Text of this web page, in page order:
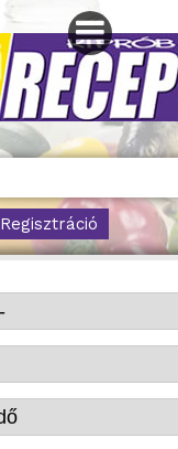
Regisztráció